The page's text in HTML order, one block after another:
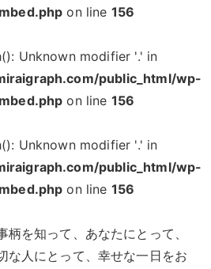
on line 156
Unknown modifier '.' in
public_html/wp-
on line 156
Unknown modifier '.' in
public_html/wp-
on line 156
を知って、あなたにとって、
な人にとって、幸せな一日をお